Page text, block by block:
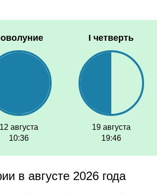
12 августа
10:36
I четверть
19 августа
19:46
в августе 2026 года